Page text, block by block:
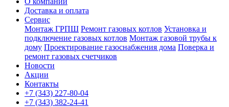
Доставка и оплата
Сервис
Монтаж ГРПШ Ремонт газовых котлов Установка и
подключение газовых котлов Монтаж газовой трубы к
дому Проектирование газоснабжения дома Поверка и
ремонт газовых счетчиков
Новости
Акции
Контакты
+7 (343) 227-80-04
+7 (343) 382-24-41